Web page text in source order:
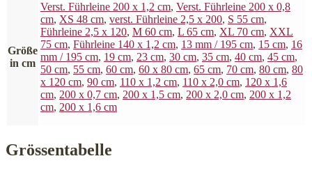
Größe
in cm
Verst. Führleine 200 x 1,2 cm, Verst. Führleine 200 x 0,8
cm, XS 48 cm, verst. Führleine 2,5 x 200, S 55 cm,
Führleine 2,5 x 120, M 60 cm, L 65 cm, XL 70 cm, XXL
75 cm, Führleine 140 x 1,2 cm, 13 mm / 195 cm, 15 cm, 16
mm / 195 cm, 19 cm, 23 cm, 30 cm, 35 cm, 40 cm, 45 cm,
50 cm, 55 cm, 60 cm, 60 x 80 cm, 65 cm, 70 cm, 80 cm, 80
x 120 cm, 90 cm, 110 x 1,2 cm, 110 x 2,0 cm, 120 x 1,6
cm, 200 x 0,7 cm, 200 x 1,5 cm, 200 x 2,0 cm, 200 x 1,2
cm, 200 x 1,6 cm
Grössentabelle